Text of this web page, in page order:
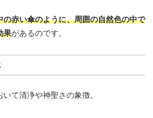
の赤い傘のように、周囲の自然色の中で
果があるのです。
て清浄や神聖さの象徴。